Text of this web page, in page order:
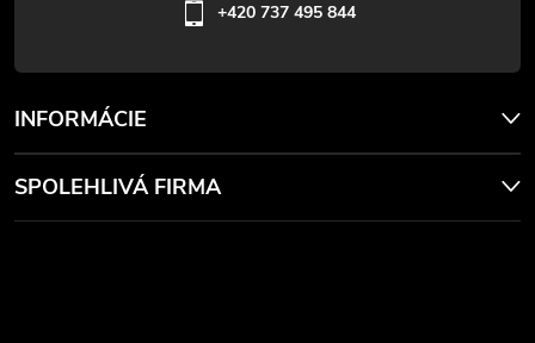
INFORMÁCIE
SPOLEHLIVÁ FIRMA
+420 737 495 844